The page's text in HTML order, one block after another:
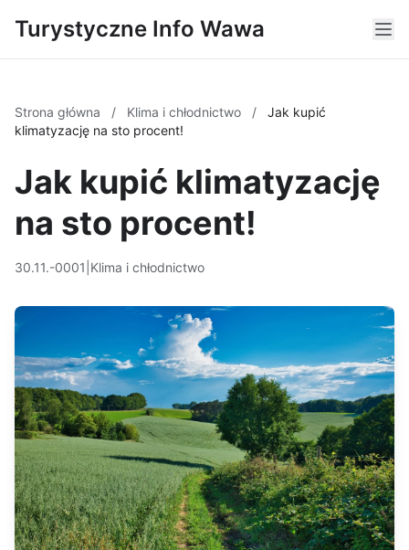
Turystyczne Info Wawa
Strona główna / Klima i chłodnictwo /
Jak kupić
klimatyzację na sto procent!
Jak kupić klimatyzację
na sto procent!
30.11.-0001 Klima i chłodnictwo